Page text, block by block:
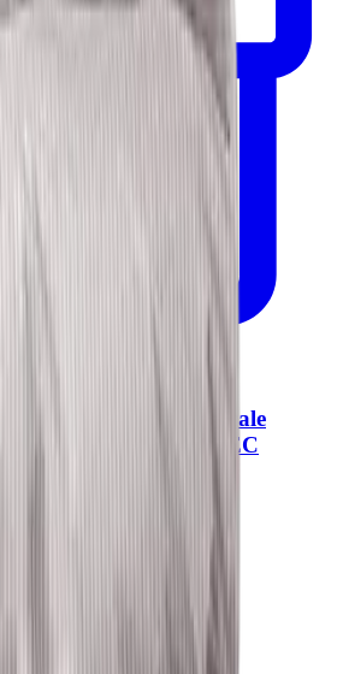
de couette Stripe Percale
Ecru SP140BREC